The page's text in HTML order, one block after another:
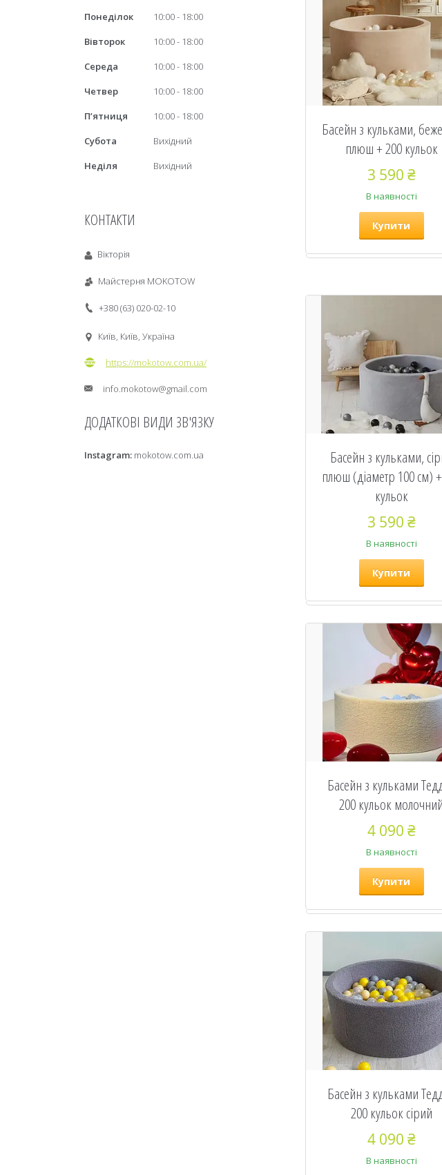
Басейн з кульками,
плюш + 200 кульок
3 590 ₴
В наявності
Купити
Басейн з кульками,
плюш (діаметр 100 см)
кульок
3 590 ₴
В наявності
Купити
Басейн з кульками
200 кульок молочний
4 090 ₴
В наявності
Купити
Басейн з кульками
200 кульок сірий
4 090 ₴
В наявності
Понеділок 10:00
18:00
Вівторок
10:00
18:00
Середа
10:00
18:00
Четвер
10:00
18:00
Пʼятниця
10:00
18:00
Субота
Вихідний
Неділя
Вихідний
КОНТАКТИ
Вікторія
Майстерня MOKOTOW
+380 (63) 020-02-10
Київ, Київ, Україна
https://mokotow.com.ua/
info.mokotow@gmail.com
Instagram mokotow.com.ua